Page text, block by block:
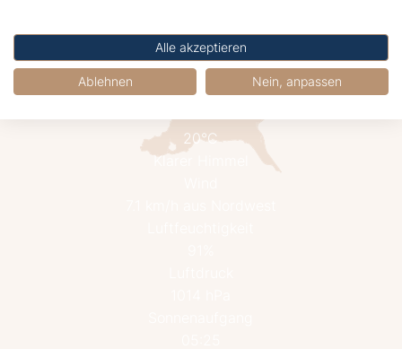
20°C
Klarer Himmel
Alle akzeptieren
Ablehnen Nein, anpassen